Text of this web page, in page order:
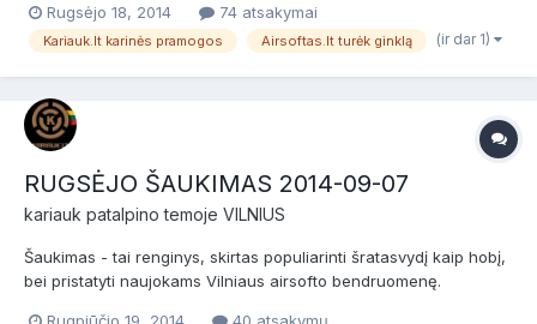
žaidėjams bei airsofto komandoms. Prieš žaidimą bus NEMOKAMI
dviejų valandų baziniai kariniai mokymai, po jų žaidimas...
Rugsėjo 18, 2014 74 atsakymai
Kariauk.lt karinės pramogos Airsoftas.lt turėk ginklą (ir dar 1)
RUGSĖJO ŠAUKIMAS 2014-09-07
kariauk patalpino temoje VILNIUS
Šaukimas - tai renginys, skirtas populiarinti šratasvydį kaip hobį,
bei pristatyti naujokams Vilniaus airsofto bendruomenę.